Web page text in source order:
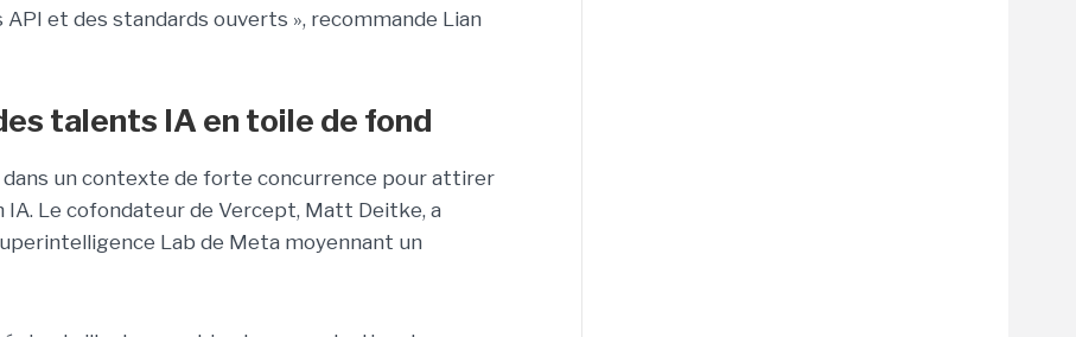
et des standards ouverts », recommande Lian
talents IA en toile de fond
un contexte de forte concurrence pour attirer
Le cofondateur de Vercept, Matt Deitke, a
Lab de Meta moyennant un